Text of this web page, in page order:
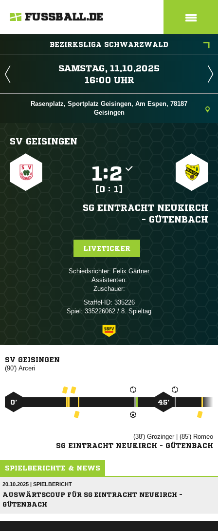
FUSSBALL.DE
BEZIRKSLIGA SCHWARZWALD
 
 
Rasenplatz, Sportplatz Geisingen, Am Espen, 78187
Geisingen
SV GEISINGEN
:
[0 : 1]
SG EINTRACHT NEUKIRCH
- GÜTENBACH
LIVETICKER
Schiedsrichter:  
Assistenten:
Zuschauer:
Staffel-ID: 335226
Spiel: 335226062 / 8. Spieltag
SV GEISINGEN
(90') 
0’ 45’
(38') | (85') 
SG EINTRACHT NEUKIRCH - GÜTENBACH
SPIELBERICHTE & NEWS
20.10.2025 | SPIELBERICHT
AUSWÄRTSCOUP FÜR SG EINTRACHT NEUKIRCH -
GÜTENBACH